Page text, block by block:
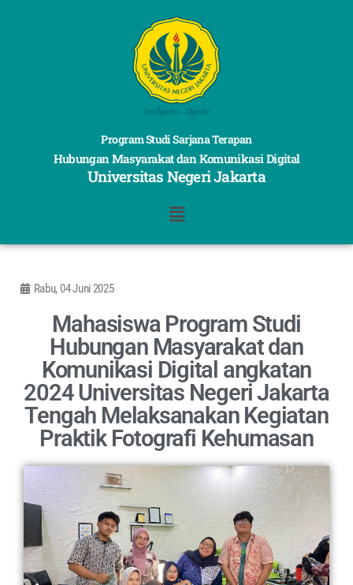
Program Studi Sarjana Terapan
Hubungan Masyarakat dan Komunikasi Digital
Universitas Negeri Jakarta
Rabu, 04 Juni 2025
Mahasiswa Program Studi
Hubungan Masyarakat dan
Komunikasi Digital angkatan
2024 Universitas Negeri Jakarta
Tengah Melaksanakan Kegiatan
Praktik Fotografi Kehumasan